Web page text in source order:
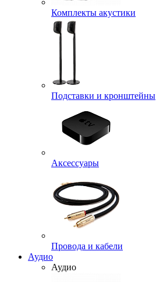
Комплекты акустики
Подставки и кронштейны
Аксессуары
Провода и кабели
Аудио
Аудио